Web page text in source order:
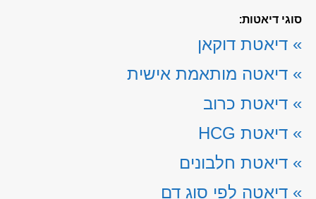
סוגי דיאטות:
» דיאטת דוקאן
» דיאטה מותאמת אישית
» דיאטת כרוב
» דיאטת HCG
» דיאטת חלבונים
» דיאטה לפי סוג דם